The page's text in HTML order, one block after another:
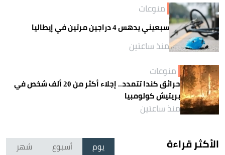
منوعات
سبعيني يدهس 4 دراجين مرتين في إيطاليا
منذ ساعتين
منوعات
حرائق كندا تتمدد.. إجلاء أكثر من 20 ألف شخص في
بريتيش كولومبيا
منذ ساعتين
الأكثر قراءة يوم أسبوع شهر